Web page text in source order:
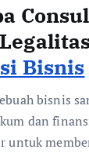
Bisnis
bisnis
dan
untuk